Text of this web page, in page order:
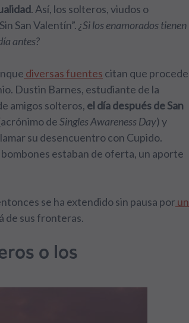
. Así, los solteros, viudos o
San Valentín”. ¿Si los enamorados tienen
antes?
diversas fuentes citan que procede
Dustin Barnes, estudiante de la
amigos solteros, el día después de San
deSingles Awareness Day) y
su desencuentro con Cupido.
estaban de oferta, un aporte
se ha extendido sin pausa porun
de sus fronteras.
o los